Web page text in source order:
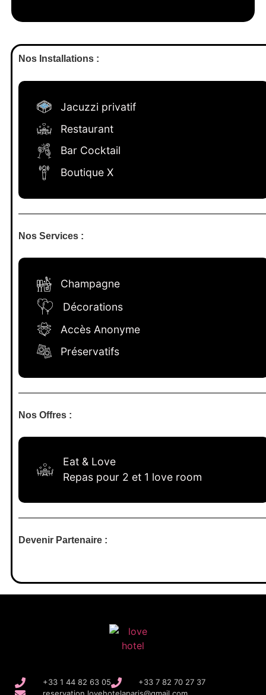
Nos Installations :
Jacuzzi privatif
Restaurant
Bar Cocktail
Boutique X
Nos Services :
Champagne
Décorations
Accès Anonyme
Préservatifs
Nos Offres :
Eat & Love
Repas pour 2 et 1 love room
Devenir Partenaire :
+33 1 44 82 63 05
+33 7 82 70 27 37